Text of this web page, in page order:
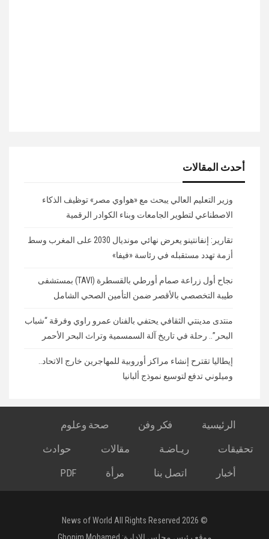
أحدث المقالات
وزير التعليم العالي يبحث مع «هواوي مصر» توظيف الذكاء
الاصطناعي لتطوير الجامعات وبناء الكوادر الرقمية
تقارير: إنفانتينو يعرض نهائي مونديال 2030 على المغرب وسط
أزمة تهدد مستقبله في رئاسة «فيفا»
نجاح أول زراعة صمام أورطي بالقسطرة (TAVI) بمستشفى
طيبة التخصصي بالأقصر ضمن التأمين الصحي الشامل
منتدى مدينتي الثقافي يحتفي بالفنان عمرو راوي وفرقة “شباب
البحر”.. رحلة في تاريخ آلة السمسمية وتراث البحر الأحمر
إيطاليا تقترح إنشاء مراكز أوروبية للمهاجرين خارج الاتحاد..
وميلوني تدفع لتوسيع نموذج ألبانيا
الرئيسية فكر وفن
صحة وعلوم
تحقيقات
ريـاضـة مقالات
حوادث
أخبار
اتصل بنا مرأة PDF
© 2026 News of World All Rights Reserved